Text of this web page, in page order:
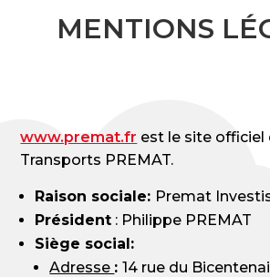
MENTIONS
www.premat.fr est le site officiel
Transports PREMAT.
Raison sociale: Premat
Président : Philippe PREMAT
Siège social:
Adresse :14 rue du